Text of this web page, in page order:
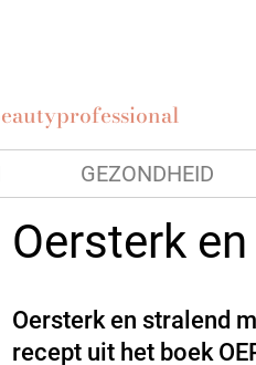
GEZONDHEID
Oersterk
Oersterk en stralend
recept uit het boek